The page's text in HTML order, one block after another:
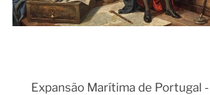
Expansão Marítima de Portugal